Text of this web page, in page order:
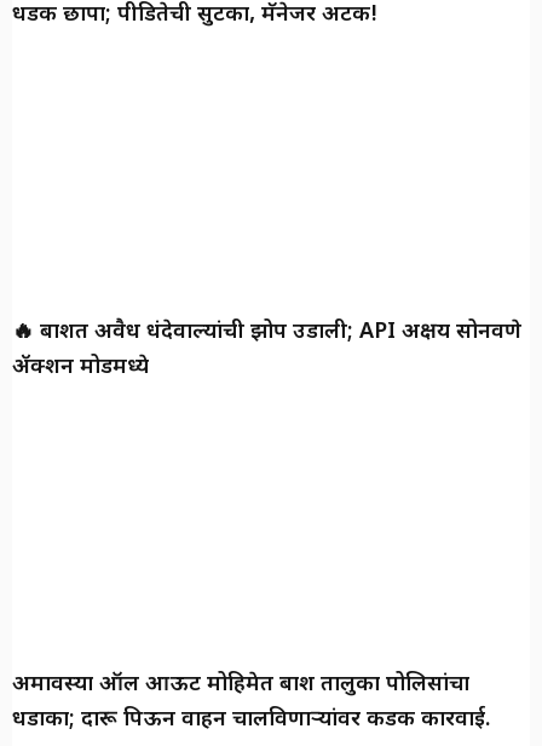
धडक छापा; पीडितेची सुटका, मॅनेजर अटक!
🔥 बार्शीत अवैध धंदेवाल्यांची झोप उडाली; API अक्षय सोनवणे
ॲक्शन मोडमध्ये
अमावस्या ऑल आऊट मोहिमेत बार्शी तालुका पोलिसांचा
धडाका; दारू पिऊन वाहन चालविणाऱ्यांवर कडक कारवाई.